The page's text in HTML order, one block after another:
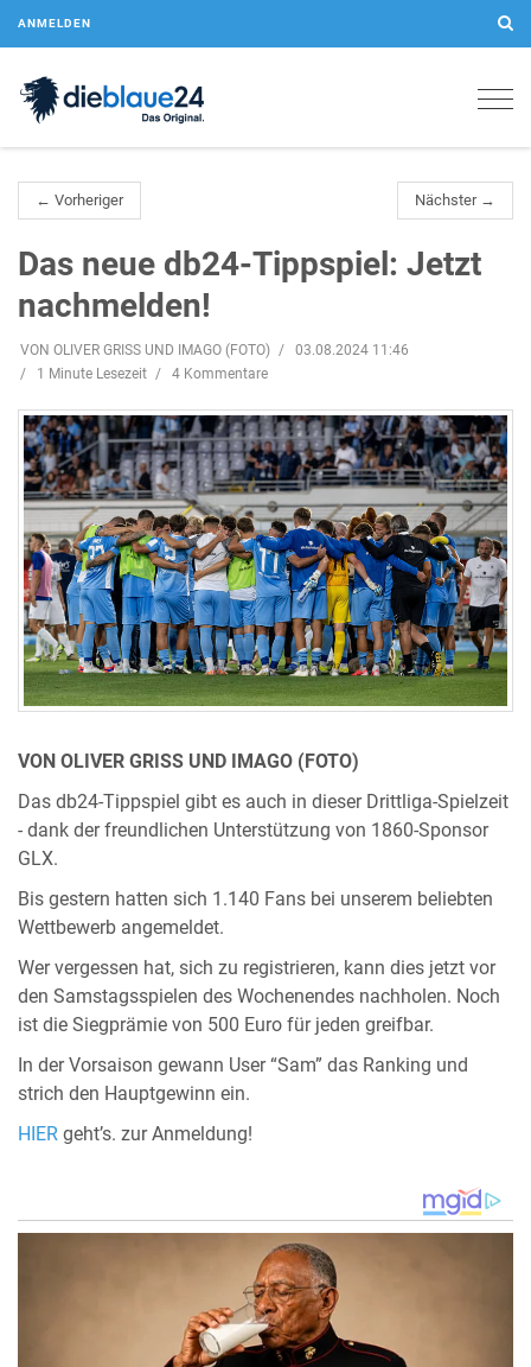
ANMELDEN
← Vorheriger Nächster →
Das neue db24-Tippspiel: Jetzt
nachmelden!
VON OLIVER GRISS UND IMAGO (FOTO)
03.08.2024 11:46
1 Minute Lesezeit
4 Kommentare
VON OLIVER GRISS UND IMAGO (FOTO)
Das db24-Tippspiel gibt es auch in dieser Drittliga-Spielzeit
- dank der freundlichen Unterstützung von 1860-Sponsor
GLX.
Bis gestern hatten sich 1.140 Fans bei unserem beliebten
Wettbewerb angemeldet.
Wer vergessen hat, sich zu registrieren, kann dies jetzt vor
den Samstagsspielen des Wochenendes nachholen. Noch
ist die Siegprämie von 500 Euro für jeden greifbar.
In der Vorsaison gewann User “Sam” das Ranking und
strich den Hauptgewinn ein.
HIER geht’s. zur Anmeldung!